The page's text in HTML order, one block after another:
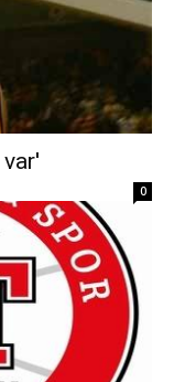
0